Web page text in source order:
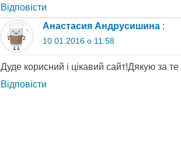
Відповіcти
Анастасия Андрусишина :
10.01.2016 о 11:58
Дуде корисний і цікавий сайт!Дякую за
Відповіcти